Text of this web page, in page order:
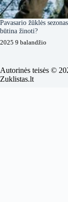
Pavasario žūklės
būtina žinoti?
2025 9 balandžio
Autorinės teisės ©
Zuklistas.lt